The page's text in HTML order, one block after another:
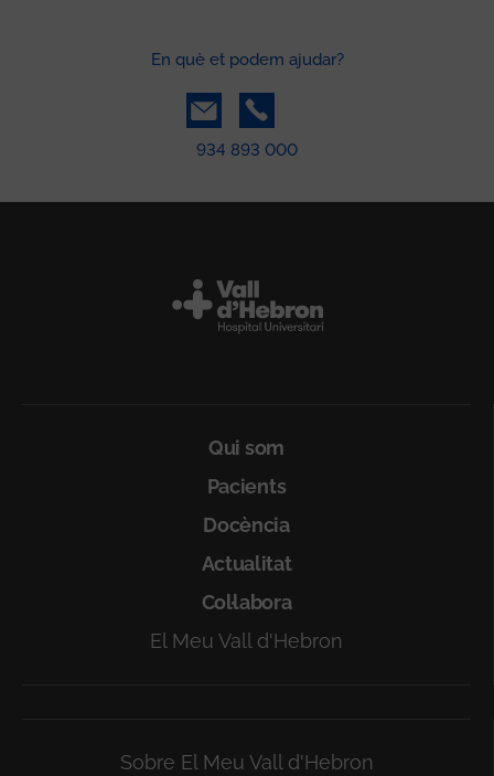
En què et podem ajudar?
934 893 000
Qui som
Pacients
Docència
Actualitat
Col·labora
El Meu Vall d'Hebron
Sobre El Meu Vall d'Hebron